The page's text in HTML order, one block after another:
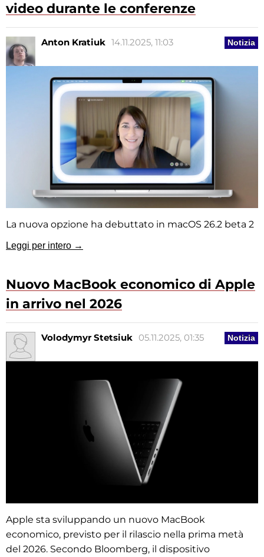
video durante le conferenze
Notizia
Anton Kratiuk 14.11.2025, 11:03
La nuova opzione ha debuttato in macOS 26.2 beta 2
Leggi per intero →
Nuovo MacBook economico di Apple
in arrivo nel 2026
Notizia
Volodymyr Stetsiuk 05.11.2025, 01:35
Apple sta sviluppando un nuovo MacBook
economico, previsto per il rilascio nella prima metà
del 2026. Secondo Bloomberg, il dispositivo